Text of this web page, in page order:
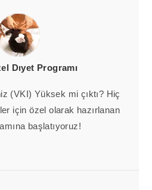
Dıyet Programı
(VKI) Yüksek mi çıktı? Hiç
için özel olarak hazırlanan
başlatıyoruz!